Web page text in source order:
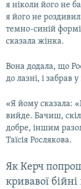
я ніколи його не
я його не
темно-синій
сказала жінка.
Вона додала, що
до лазні, і забрав
«Я йому сказала:
вийде. Бачиш,
добре, іншим
Таїсія Рослякова.
Як Керч
кривавої